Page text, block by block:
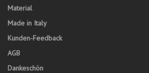
Material
Made in Italy
Kunden-Feedback
AGB
Dankeschön